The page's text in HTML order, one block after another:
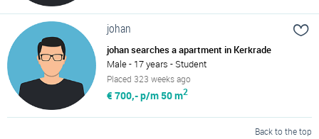
johan
johan searches a apartment in Kerkrade
Male - 17 years - Student
Placed 323 weeks ago
€ 700,- p/m50 m2
Back to the top